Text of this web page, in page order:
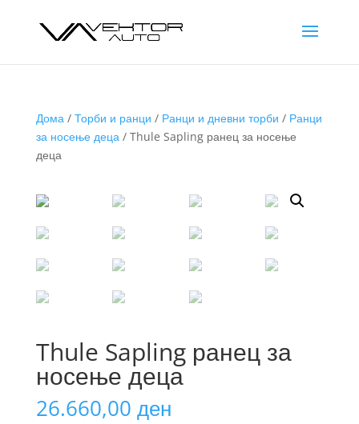
Дома/ Торби и ранци / Ранци и дневни торби / Ранци
за носење деца/ Thule Sapling ранец за носење
деца
Thule Sapling ранец за
носење деца
26.660,00 ден